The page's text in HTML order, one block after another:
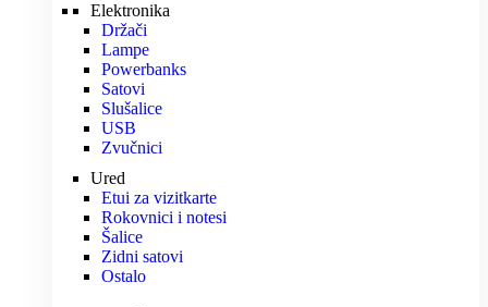
Elektronika
Držači
Lampe
Powerbanks
Satovi
Slušalice
USB
Zvučnici
Ured
Etui za vizitkarte
Rokovnici i notesi
Šalice
Zidni satovi
Ostalo